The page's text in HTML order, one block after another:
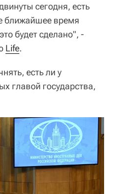
сегодня, есть
ближайшее время
будет сделано", -
Life.
есть ли у
главой государства,